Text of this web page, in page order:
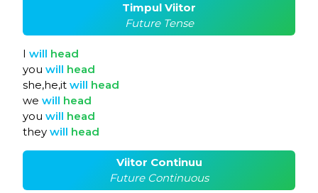
Timpul Viitor
Future Tense
I will head
you will head
she,he,it will head
we will head
you will head
they will head
Viitor Continuu
Future Continuous